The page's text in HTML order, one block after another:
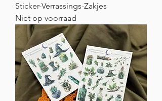
Sticker-Verrassings-Zakjes
Niet op voorraad